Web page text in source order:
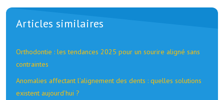
Articles similaires
Orthodontie : les tendances 2025 pour un sourire aligné sans
contraintes
Anomalies affectant l’alignement des dents : quelles solutions
existent aujourd’hui ?